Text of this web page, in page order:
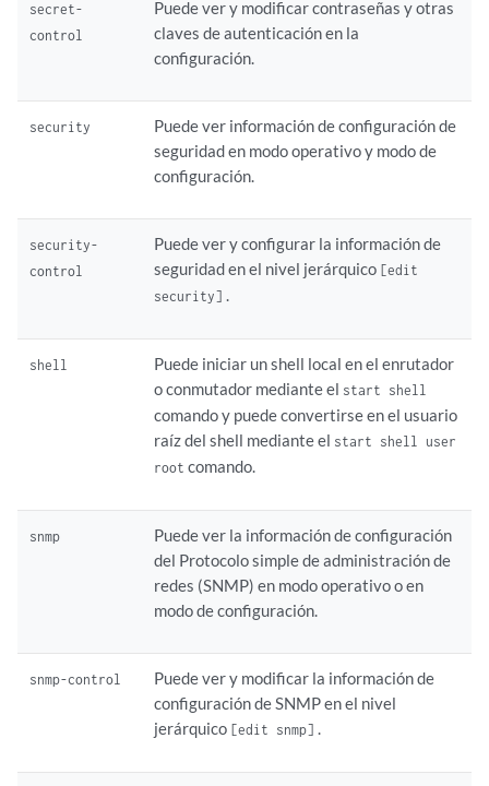
secret-
control
Puede ver y modificar contraseñas y otras
claves de autenticación en la
configuración.
security
Puede ver información de configuración de
seguridad en modo operativo y modo de
configuración.
security-
control
Puede ver y configurar la información de
seguridad en el nivel jerárquico [edit
security] .
shell
Puede iniciar un shell local en el enrutador
o conmutador mediante el start shell
comando y puede convertirse en el usuario
raíz del shell mediante el start shell user
root comando.
snmp
Puede ver la información de configuración
del Protocolo simple de administración de
redes (SNMP) en modo operativo o en
modo de configuración.
snmp-control
Puede ver y modificar la información de
configuración de SNMP en el nivel
jerárquico [edit snmp] .